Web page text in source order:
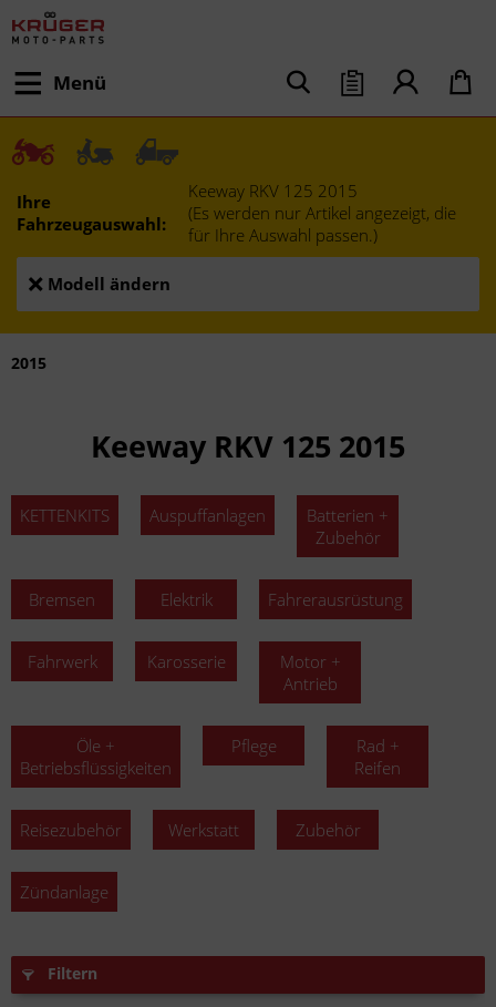
Menü
Ihre
Fahrzeugauswahl:
Keeway RKV 125 2015
(Es werden nur Artikel angezeigt, die
für Ihre Auswahl passen.)
Modell ändern
2015
Keeway RKV 125 2015
KETTENKITS Auspuffanlagen
Batterien +
Zubehör
Bremsen Elektrik Fahrerausrüstung
Fahrwerk Karosserie
Motor +
Antrieb
Öle +
Betriebsflüssigkeiten
Pflege
Rad +
Reifen
Reisezubehör Werkstatt Zubehör
Zündanlage
Filtern